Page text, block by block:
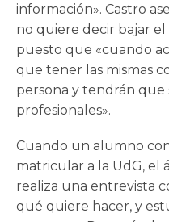
información». Castro
no quiere decir bajar el
puesto que «cuando
que tener las mismas
persona y tendrán
profesionales».
Cuando un alumno
matricular a la UdG, el
realiza una entrevista
qué quiere hacer, y